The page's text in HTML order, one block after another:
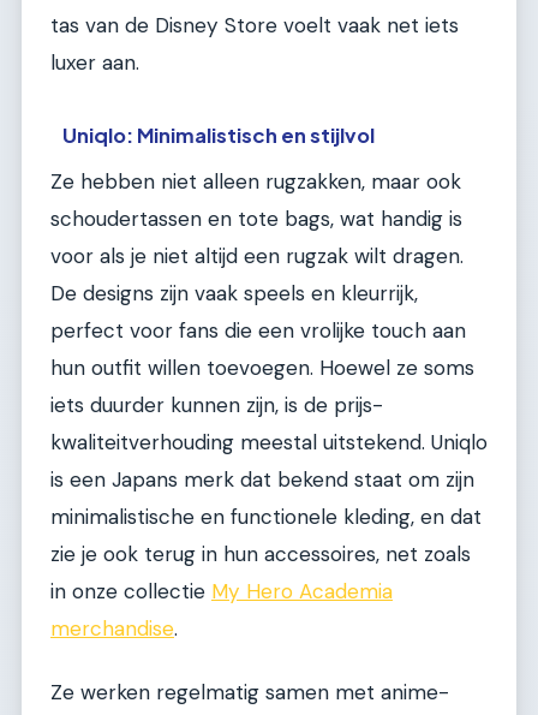
tas van de Disney Store voelt vaak net iets
luxer aan.
Uniqlo: Minimalistisch en stijlvol
Ze hebben niet alleen rugzakken, maar ook
schoudertassen en tote bags, wat handig is
voor als je niet altijd een rugzak wilt dragen.
De designs zijn vaak speels en kleurrijk,
perfect voor fans die een vrolijke touch aan
hun outfit willen toevoegen. Hoewel ze soms
iets duurder kunnen zijn, is de prijs-
kwaliteitverhouding meestal uitstekend. Uniqlo
is een Japans merk dat bekend staat om zijn
minimalistische en functionele kleding, en dat
zie je ook terug in hun accessoires, net zoals
in onze collectie My Hero Academia
merchandise.
Ze werken regelmatig samen met anime-